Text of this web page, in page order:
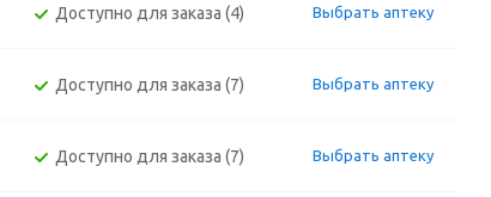
Доступно для заказа (4) Выбрать аптеку
Доступно для заказа (7) Выбрать аптеку
Доступно для заказа (7) Выбрать аптеку